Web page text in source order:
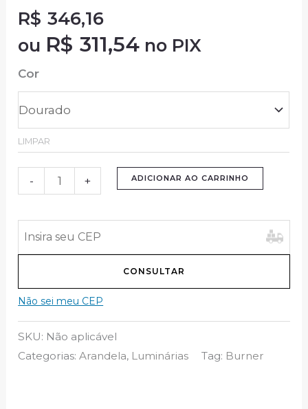
R$ 346,16
ou R$ 311,54 no PIX
Cor
LIMPAR
-
Arandela
Burner
1492
BlonqStore
+ ADICIONAR AO CARRINHO
CONSULTAR
Não sei meu CEP
SKU: Não aplicável
Categorias:Arandela, Luminárias Tag: Burner